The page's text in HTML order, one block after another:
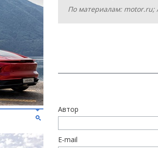
По материалам: motor.ru;
Автор
E-mail